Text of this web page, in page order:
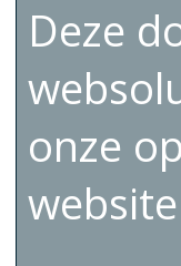
Deze
onze